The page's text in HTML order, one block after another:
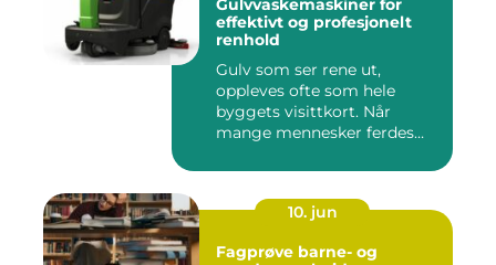
Gulvvaskemaskiner for
effektivt og profesjonelt
renhold
Gulv som ser rene ut,
oppleves ofte som hele
byggets visittkort. Når
mange mennesker ferdes
10. jun
Fagprøve barne- og